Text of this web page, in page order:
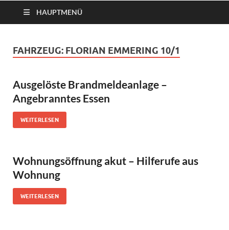
HAUPTMENÜ
FAHRZEUG: FLORIAN EMMERING 10/1
Ausgelöste Brandmeldeanlage –
Angebranntes Essen
WEITERLESEN
Wohnungsöffnung akut – Hilferufe aus
Wohnung
WEITERLESEN